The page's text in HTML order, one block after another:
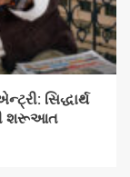
સિદ્ધાર્થ
શરૂઆત